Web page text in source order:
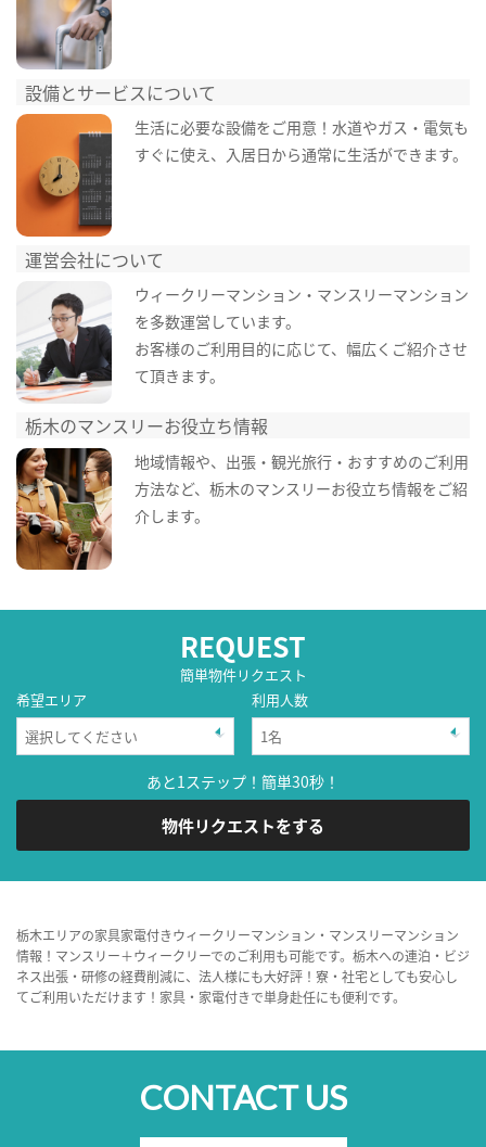
設備とサービスについて
生活に必要な設備をご用意！水道やガス・電気も
すぐに使え、入居日から通常に生活ができます。
運営会社について
ウィークリーマンション・マンスリーマンション
を多数運営しています。
お客様のご利用目的に応じて、幅広くご紹介させ
て頂きます。
栃木のマンスリーお役立ち情報
地域情報や、出張・観光旅行・おすすめのご利用
方法など、栃木のマンスリーお役立ち情報をご紹
介します。
REQUEST
簡単物件リクエスト
希望エリア
利用人数
あと1ステップ！簡単30秒！
物件リクエストをする
栃木エリアの家具家電付きウィークリーマンション・マンスリーマンション
情報！マンスリー＋ウィークリーでのご利用も可能です。栃木への連泊・ビジ
ネス出張・研修の経費削減に、法人様にも大好評！寮・社宅としても安心し
てご利用いただけます！家具・家電付きで単身赴任にも便利です。
CONTACT US